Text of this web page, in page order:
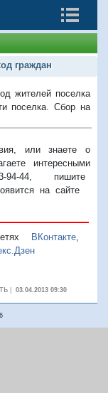
граждан
жителей поселка
поселка. Сбор на
или знаете о
интересными
94-44, пишите
на сайте
ВКонтакте,
| 03.04.2013 09:30